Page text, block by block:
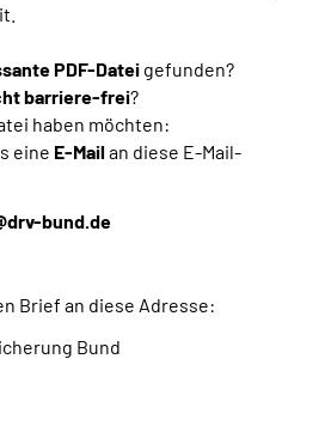
PDF-Datei gefunden?
barriere-frei?
haben möchten:
eine E-Mailan diese E-Mail-
bund.de
Brief an diese Adresse:
Bund